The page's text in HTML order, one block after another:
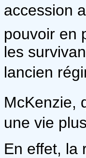
accession
pouvoir en
les
lancien
McKenzie,
une vie
En effet, la